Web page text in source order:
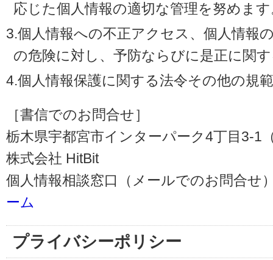
応じた個人情報の適切な管理を努めま
3.個人情報への不正アクセス、個人情報
の危険に対し、予防ならびに是正に関
4.個人情報保護に関する法令その他の規
［書信でのお問合せ］
栃木県宇都宮市インターパーク4丁目3-1
株式会社 HitBit
個人情報相談窓口（メールでのお問合せ
ーム
プライバシーポリシー